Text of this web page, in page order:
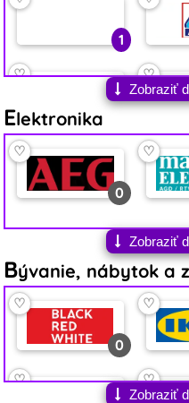
1
♡ ♡
2
♡ ♡
0
♡ ♡
0
♡ ♡
♡ ♡
Zobraziť
Elektronika
0
♡ ♡
Zobraziť
Bývanie, nábytok a
0
♡ ♡
♡ ♡
Zobraziť